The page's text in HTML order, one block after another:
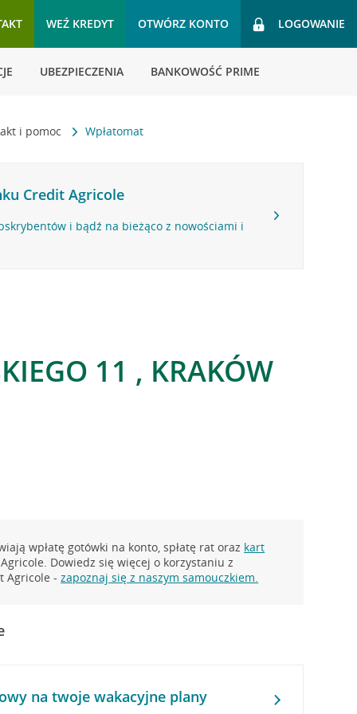
WEŹ KREDYT OTWÓRZ KONTO LOGOWANIE
UBEZPIECZENIA BANKOWOŚĆ PRIME
i pomoc Wpłatomat
Credit Agricole
i bądź na bieżąco z nowościami i
11 , KRAKÓW
wpłatę gotówki na konto, spłatę rat oraz kart
Dowiedz się więcej o korzystaniu z
Agricole -zapoznaj się z naszym samouczkiem.
na twoje wakacyjne plany